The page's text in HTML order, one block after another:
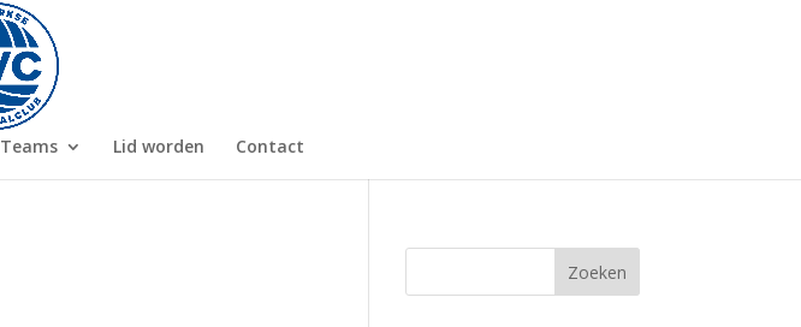
Teams Lid worden Contact